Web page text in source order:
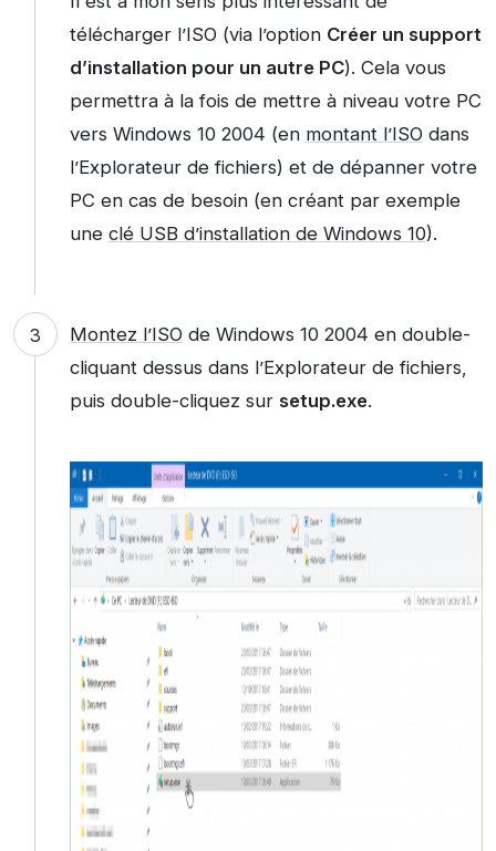
télécharger l’ISO (via l’option Créer un support
d’installation pour un autre PC). Cela vous
permettra à la fois de mettre à niveau votre PC
vers Windows 10 2004 (en montant l’ISO dans
l’Explorateur de fichiers) et de dépanner votre
PC en cas de besoin (en créant par exemple
une clé USB d’installation de Windows 10).
Montez l’ISO de Windows 10 2004 en double-
cliquant dessus dans l’Explorateur de fichiers,
puis double-cliquez sur setup.exe.